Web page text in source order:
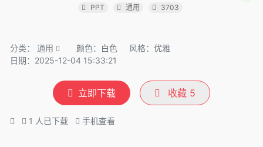
PPT 通用 3703
分类： 通用 颜色：白色
风格：优雅
日期：2025-12-04 15:33:21
立即下载 收藏 5
1 人已下载 手机查看